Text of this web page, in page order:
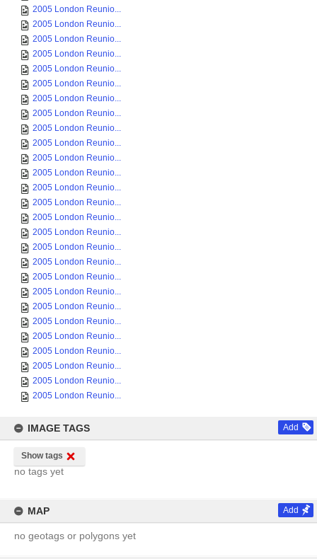
2005 London Reunio...
2005 London Reunio...
2005 London Reunio...
2005 London Reunio...
2005 London Reunio...
2005 London Reunio...
2005 London Reunio...
2005 London Reunio...
2005 London Reunio...
2005 London Reunio...
2005 London Reunio...
2005 London Reunio...
2005 London Reunio...
2005 London Reunio...
2005 London Reunio...
2005 London Reunio...
2005 London Reunio...
2005 London Reunio...
2005 London Reunio...
2005 London Reunio...
2005 London Reunio...
2005 London Reunio...
2005 London Reunio...
2005 London Reunio...
2005 London Reunio...
2005 London Reunio...
2005 London Reunio...
IMAGE TAGS Add
Show tags
no tags yet
MAP Add
no geotags or polygons yet